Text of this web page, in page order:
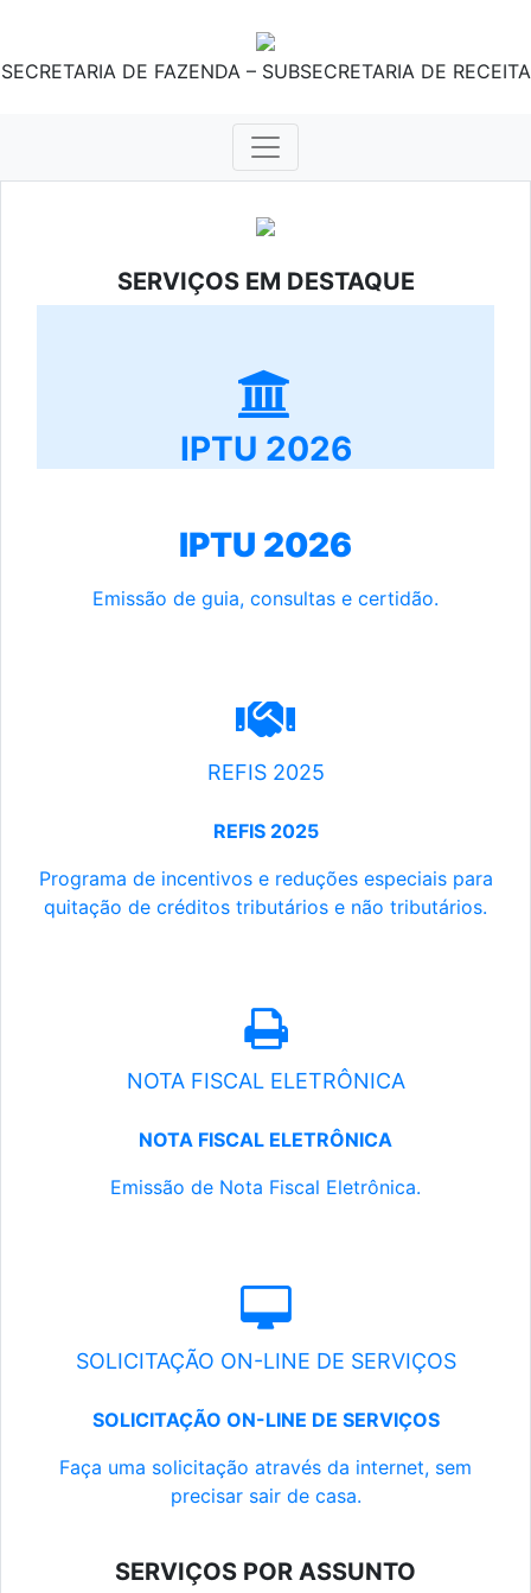
SECRETARIA DE FAZENDA – SUBSECRETARIA DE RECEITA
SERVIÇOS EM DESTAQUE
IPTU 2026
IPTU 2026
Emissão de guia, consultas e certidão.
REFIS 2025
REFIS 2025
Programa de incentivos e reduções especiais para
quitação de créditos tributários e não tributários.
NOTA FISCAL ELETRÔNICA
NOTA FISCAL ELETRÔNICA
Emissão de Nota Fiscal Eletrônica.
SOLICITAÇÃO ON-LINE DE SERVIÇOS
SOLICITAÇÃO ON-LINE DE SERVIÇOS
Faça uma solicitação através da internet, sem
precisar sair de casa.
SERVIÇOS POR ASSUNTO